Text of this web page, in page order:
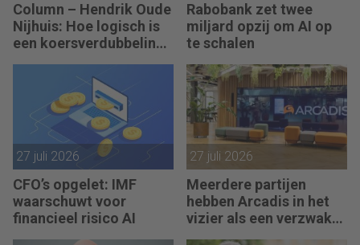
Column – Hendrik Oude
Nijhuis: Hoe logisch is
een koersverdubbeling
eigenlijk?
Rabobank zet twee
miljard opzij om AI op
te schalen
27 juli 2026
CFO’s opgelet: IMF
waarschuwt voor
financieel risico AI
27 juli 2026
Meerdere partijen
hebben Arcadis in het
vizier als een verzwakt
koopje